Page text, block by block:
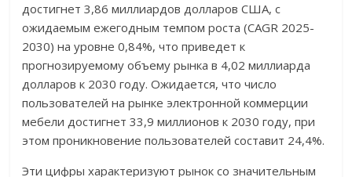
достигнет 3,86 миллиардов долларов США, с
ожидаемым ежегодным темпом роста (CAGR 2025-
2030) на уровне 0,84%, что приведет к
прогнозируемому объему рынка в 4,02 миллиарда
долларов к 2030 году. Ожидается, что число
пользователей на рынке электронной коммерции
мебели достигнет 33,9 миллионов к 2030 году, при
этом проникновение пользователей составит 24,4%.
Эти цифры характеризуют рынок со значительным